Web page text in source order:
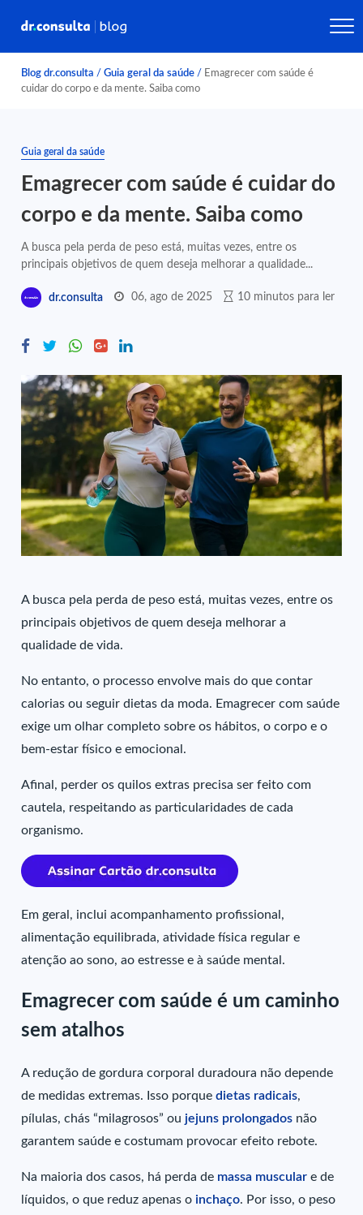
Blog dr.consulta / Guia geral da saúde / Emagrecer com saúde é
cuidar do corpo e da mente. Saiba como
Guia geral da saúde
Emagrecer com saúde é cuidar do
corpo e da mente. Saiba como
A busca pela perda de peso está, muitas vezes, entre os
principais objetivos de quem deseja melhorar a qualidade...
dr.consulta 06, ago de 2025 10 minutos para ler
A busca pela perda de peso está, muitas vezes, entre os
principais objetivos de quem deseja melhorar a
qualidade de vida.
No entanto, o processo envolve mais do que contar
calorias ou seguir dietas da moda. Emagrecer com saúde
exige um olhar completo sobre os hábitos, o corpo e o
bem-estar físico e emocional.
Afinal, perder os quilos extras precisa ser feito com
cautela, respeitando as particularidades de cada
organismo.
Em geral, inclui acompanhamento profissional,
alimentação equilibrada, atividade física regular e
atenção ao sono, ao estresse e à saúde mental.
Emagrecer com saúde é um caminho
sem atalhos
A redução de gordura corporal duradoura não depende
de medidas extremas. Isso porquedietas radicais,
pílulas, chás “milagrosos” ou jejuns prolongados não
garantem saúde e costumam provocar efeito rebote.
Na maioria dos casos, há perda de massa muscular e de
líquidos, o que reduz apenas o inchaço. Por isso, o peso